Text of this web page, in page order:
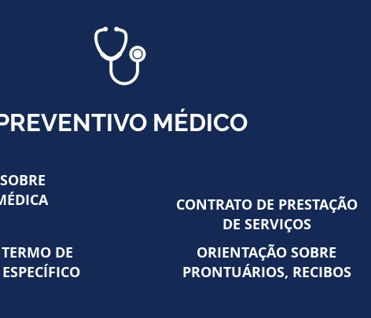
MÉDICO
DE
CONTRATO DE PRESTAÇÃO
DE SERVIÇOS
ORIENTAÇÃO SOBRE
PRONTUÁRIOS, RECIBOS